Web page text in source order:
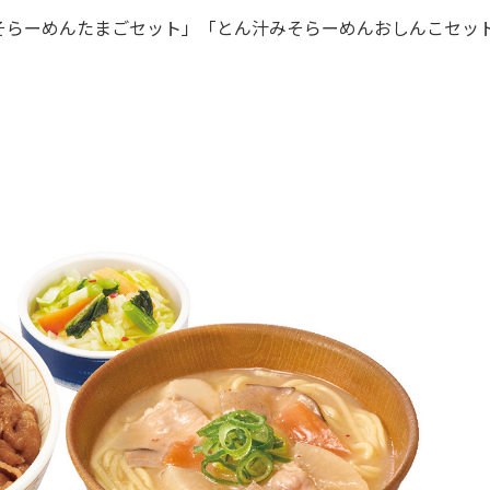
めんたまごセット」「とん汁みそらーめんおしんこセッ